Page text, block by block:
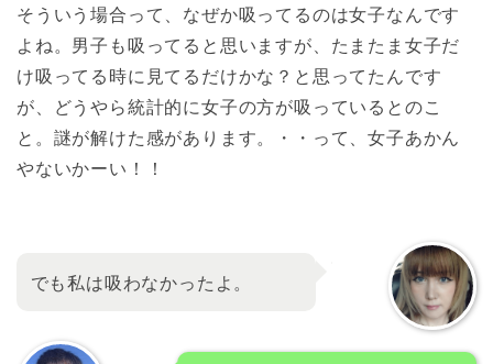
そういう場合って、なぜか吸ってるのは女子なんです
よね。男子も吸ってると思いますが、たまたま女子だ
け吸ってる時に見てるだけかな？と思ってたんです
が、どうやら統計的に女子の方が吸っているとのこ
と。謎が解けた感があります。・・って、女子あかん
やないかーい！！
でも私は吸わなかったよ。